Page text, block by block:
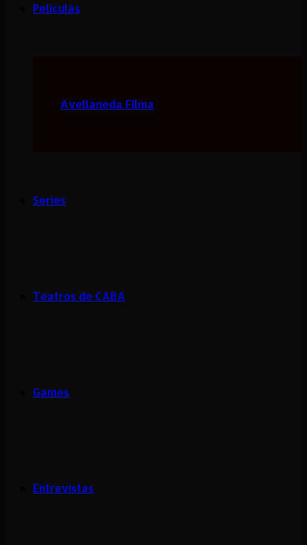
Peliculas
Avellaneda Filma
Series
Teatros de CABA
Games
Entrevistas